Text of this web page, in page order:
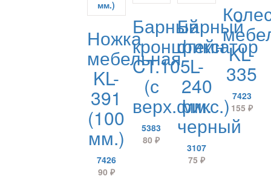
Ножка
мебельная
KL-
391
(100
мм.)
7426
90 ₽
Барный
кронштейн
CT.105
(с
верх.фикс.)
5383
80₽
Барный
фиксатор
L-
240
мм.
черный
3107
75₽
KL-
335
7423
155 ₽